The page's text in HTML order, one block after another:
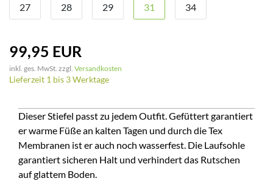
27 28 29 31 34
99,95 EUR
inkl. ges. MwSt. zzgl. Versandkosten
Lieferzeit 1 bis 3 Werktage
Dieser Stiefel passt zu jedem Outfit. Gefüttert garantiert
er warme Füße an kalten Tagen und durch die Tex
Membranen ist er auch noch wasserfest. Die Laufsohle
garantiert sicheren Halt und verhindert das Rutschen
auf glattem Boden.